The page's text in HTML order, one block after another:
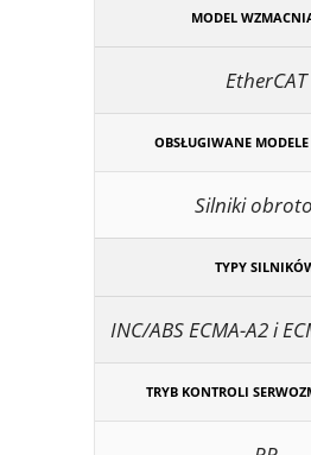
MODEL
EtherCAT
OBSŁUGIWANE
Silniki
TYPY
INC/ABS ECMA-A2 i
TRYB KONTROLI